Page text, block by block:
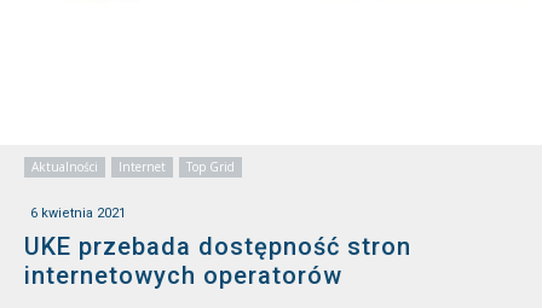
Aktualności Internet Top Grid
6 kwietnia 2021
UKE przebada dostępność stron
internetowych operatorów